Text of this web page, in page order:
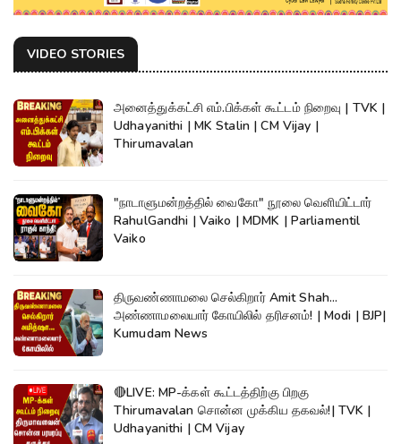
VIDEO STORIES
அனைத்துக்கட்சி எம்.பிக்கள் கூட்டம் நிறைவு | TVK |
Udhayanithi | MK Stalin | CM Vijay |
Thirumavalan
"நாடாளுமன்றத்தில் வைகோ" நூலை வெளியிட்டார்
RahulGandhi | Vaiko | MDMK | Parliamentil
Vaiko
திருவண்ணாமலை செல்கிறார் Amit Shah...
அண்ணாமலையார் கோயிலில் தரிசனம்! | Modi | BJP|
Kumudam News
🔴LIVE: MP-க்கள் கூட்டத்திற்கு பிறகு
Thirumavalan சொன்ன முக்கிய தகவல்!| TVK |
Udhayanithi | CM Vijay